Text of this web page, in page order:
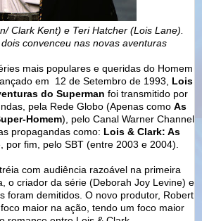
Clark Kent) e Teri Hatcher (Lois Lane).
convenceu nas novas aventuras
mais populares e queridas do Homem
em 12 de Setembro de 1993, Lois
do Superman foi transmitido por
pela Rede Globo (Apenas como As
Homem), pelo Canal Warner Channel
propagandas como: Lois & Clark: As
por fim, pelo SBT (entre 2003 e 2004).
com audiência razoável na primeira
o criador da série (Deborah Joy Levine) e
foram demitidos. O novo produtor, Robert
maior na ação, tendo um foco maior